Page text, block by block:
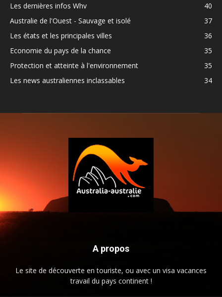
Les dernières infos Whv
40
Australie de l'Ouest - Sauvage et isolé
37
Les états et les principales villes
36
Economie du pays de la chance
35
Protection et atteinte à l'environnement
35
Les news australiennes inclassables
34
A propos
Le site de découverte en touriste, ou avec un visa vacances
travail du pays continent !